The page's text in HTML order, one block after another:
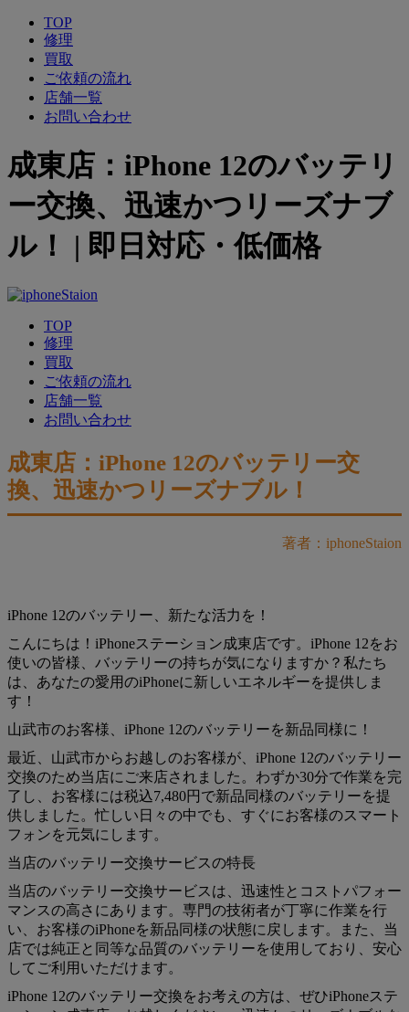
TOP
修理
買取
ご依頼の流れ
店舗一覧
お問い合わせ
成東店：iPhone 12のバッテリ
ー交換、迅速かつリーズナブ
ル！ | 即日対応・低価格
TOP
修理
買取
ご依頼の流れ
店舗一覧
お問い合わせ
成東店：iPhone 12のバッテリー交
換、迅速かつリーズナブル！
著者：iphoneStaion
iPhone 12のバッテリー、新たな活力を！
こんにちは！iPhoneステーション成東店です。iPhone 12をお
使いの皆様、バッテリーの持ちが気になりますか？私たち
は、あなたの愛用のiPhoneに新しいエネルギーを提供しま
す！
山武市のお客様、iPhone 12のバッテリーを新品同様に！
最近、山武市からお越しのお客様が、iPhone 12のバッテリー
交換のため当店にご来店されました。わずか30分で作業を完
了し、お客様には税込7,480円で新品同様のバッテリーを提
供しました。忙しい日々の中でも、すぐにお客様のスマート
フォンを元気にします。
当店のバッテリー交換サービスの特長
当店のバッテリー交換サービスは、迅速性とコストパフォー
マンスの高さにあります。専門の技術者が丁寧に作業を行
い、お客様のiPhoneを新品同様の状態に戻します。また、当
店では純正と同等な品質のバッテリーを使用しており、安心
してご利用いただけます。
iPhone 12のバッテリー交換をお考えの方は、ぜひiPhoneステ